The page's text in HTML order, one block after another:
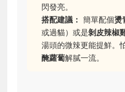
閃發亮。
搭配建議： 簡單配個燙
或過貓）或是剝皮辣椒
湯頭的微辣更能提鮮。
醃蘿蔔解膩一流。